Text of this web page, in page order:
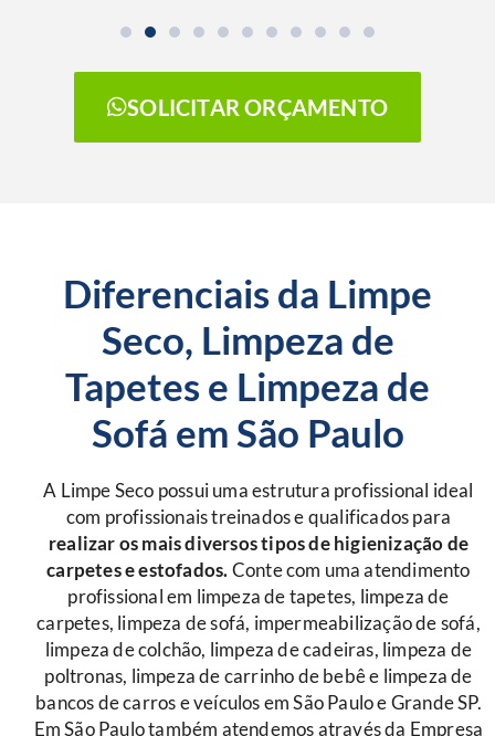
SOLICITAR ORÇAMENTO
Diferenciais da Limpe
Seco, Limpeza de
Tapetes e Limpeza de
Sofá em São Paulo
A Limpe Seco possui uma estrutura profissional ideal
com profissionais treinados e qualificados para
realizar os mais diversos tipos de higienização de
carpetes e estofados. Conte com uma atendimento
profissional em limpeza de tapetes, limpeza de
carpetes, limpeza de sofá, impermeabilização de sofá,
limpeza de colchão, limpeza de cadeiras, limpeza de
poltronas, limpeza de carrinho de bebê e limpeza de
bancos de carros e veículos em São Paulo e Grande SP.
Em São Paulo também atendemos através da Empresa